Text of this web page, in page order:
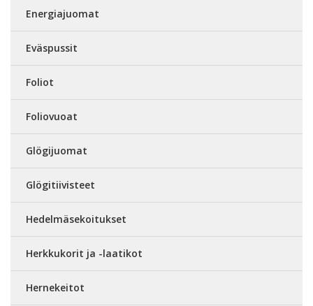
Energiajuomat
Eväspussit
Foliot
Foliovuoat
Glögijuomat
Glögitiivisteet
Hedelmäsekoitukset
Herkkukorit ja -laatikot
Hernekeitot